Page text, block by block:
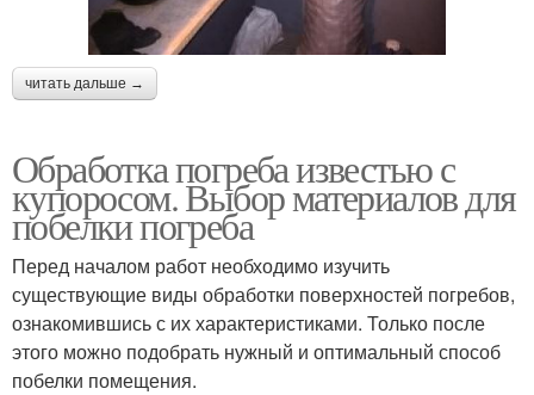
читать дальше →
Обработка погреба известью с
купоросом. Выбор материалов для
побелки погреба
Перед началом работ необходимо изучить
существующие виды обработки поверхностей погребов,
ознакомившись с их характеристиками. Только после
этого можно подобрать нужный и оптимальный способ
побелки помещения.